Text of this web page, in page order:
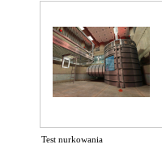
Test nurkowania